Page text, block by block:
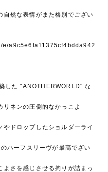
自然な表情がまた格別でござい
a9c5e6fa11375cf4bdda942
した "ANOTHERWORLD" な
リネンの圧倒的なかっこよ
ドロップしたショルダーライ
ハーフスリーヴが最高でざい
よさを感じさせる拘りが詰まっ